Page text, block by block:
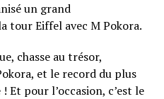
un grand
tour Eiffel avec M Pokora.
chasse au trésor,
et le record du plus
Et pour l’occasion, c’est le